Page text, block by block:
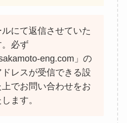
ルにて返信させていた
必ず
eng.com」の
ドレスが受信できる設
でお問い合わせをお
ます。